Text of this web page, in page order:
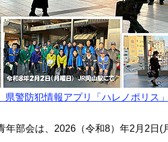
警防犯情報アプリ「ハレノポリス
年部会は、2026（令和8）年2月2日